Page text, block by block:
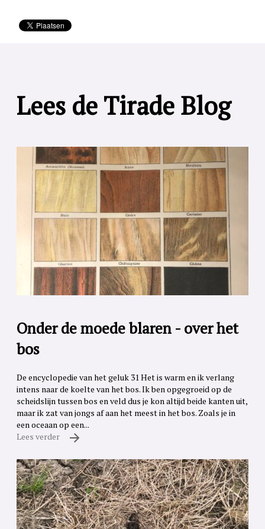
Lees de Tirade Blog
Onder de moede blaren - over het
bos
De encyclopedie van het geluk 31 Het is warm en ik verlang
intens naar de koelte van het bos. Ik ben opgegroeid op de
scheidslijn tussen bos en veld dus je kon altijd beide kanten uit,
maar ik zat van jongs af aan het meest in het bos. Zoals je in
een oceaan op een...
Lees verder